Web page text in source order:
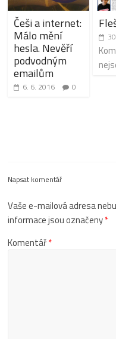
Češi a internet:
Málo mění
hesla. Nevěří
podvodným
emailům
6. 6. 2016 0
Napsat komentář
Vaše e-mailová adresa
informace jsou označeny*
Komentář*